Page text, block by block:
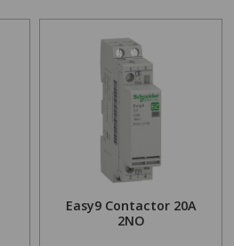
Easy9 Contactor 20A
2NO